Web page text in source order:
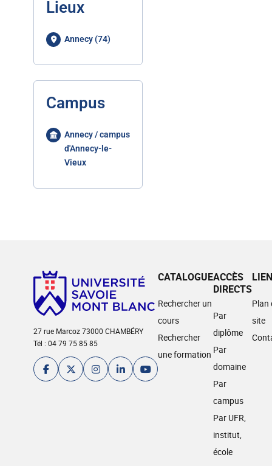
Lieux
Annecy (74)
Campus
Annecy / campus
d'Annecy-le-
Vieux
27 rue Marcoz 73000 CHAMBÉRY
Tél : 04 79 75 85 85
CATALOGUE
Rechercher un
cours
Rechercher
une formation
ACCÈS
DIRECTS
Par
diplôme
Par
domaine
Par
campus
Par UFR,
institut,
école
Plan
site